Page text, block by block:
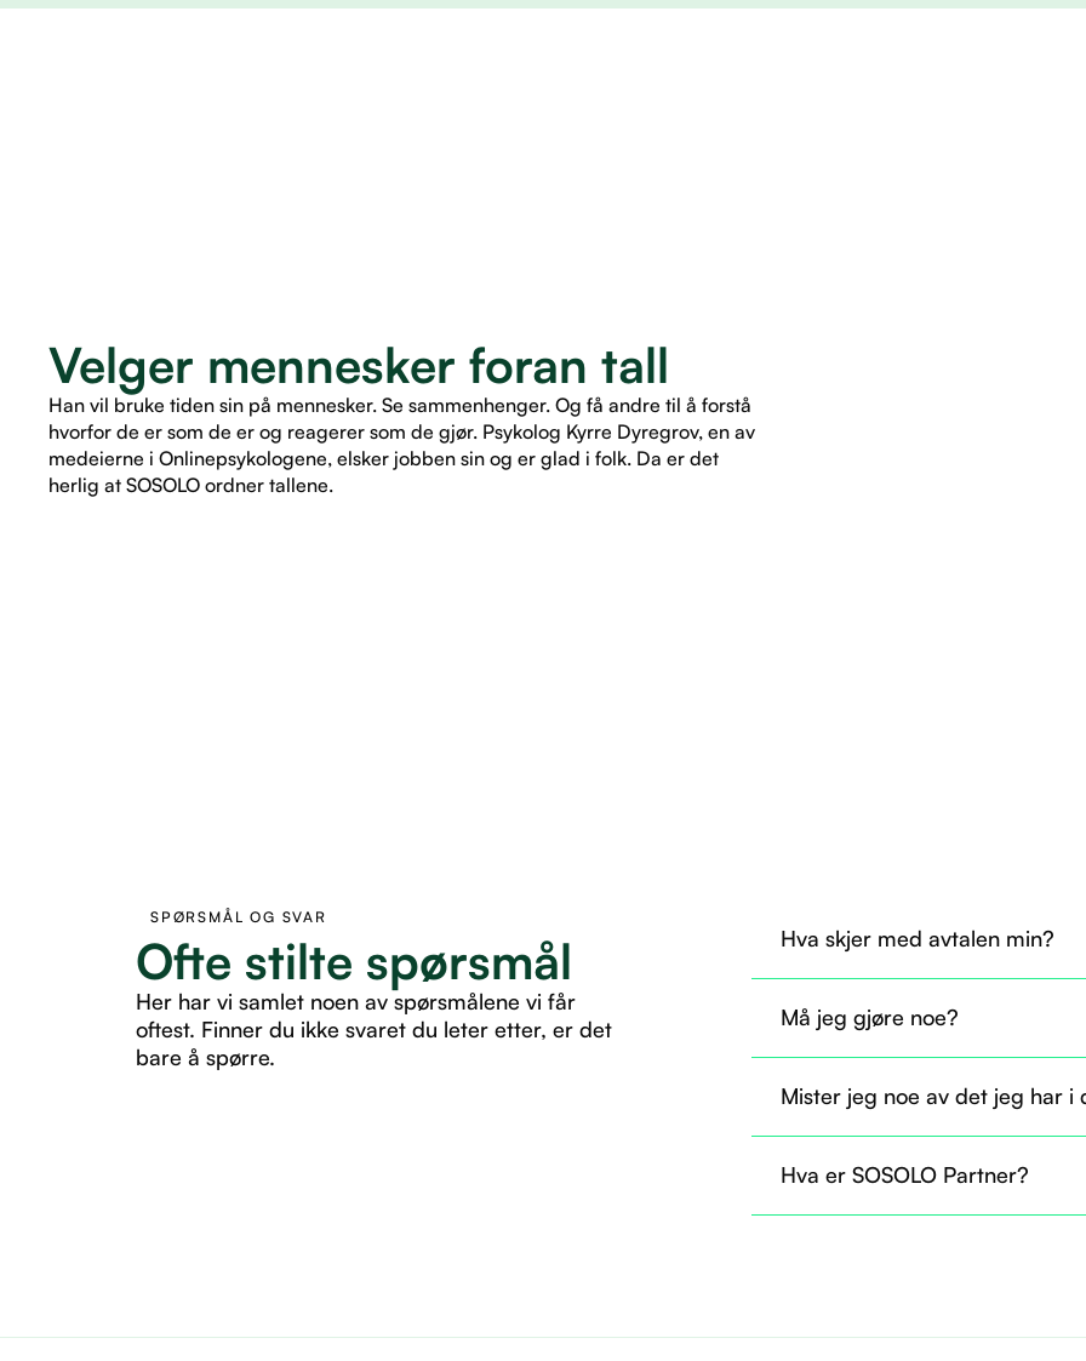
Velger mennesker foran tall
Han vil bruke tiden sin på mennesker. Se sammenhenger. Og få andre til å forstå
hvorfor de er som de er og reagerer som de gjør. Psykolog Kyrre Dyregrov, en av
medeierne i Onlinepsykologene, elsker jobben sin og er glad i folk. Da er det
herlig at SOSOLO ordner tallene.
SPØRSMÅL OG SVAR
Ofte stilte spørsmål
Her har vi samlet noen av spørsmålene vi får
oftest. Finner du ikke svaret du leter etter, er det
bare å spørre.
Hva skjer med avtalen min?
Må jeg gjøre noe?
som før.
Mister jeg noe av det jeg har i
til å ta i bruk flere tjenester
Hva er SOSOLO Partner?